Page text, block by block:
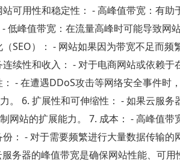
可用性和稳定性： - 高峰值带宽：有
低峰值带宽：在流量高峰时可能导致网
SEO）： - 网站如果因为带宽不足而
续性和收入： - 对于电商网站或依赖
- 在遭遇DDoS攻击等网络安全事件时
。 6. 扩展性和可伸缩性： - 如果云服
网站的扩展能力。 7. 成本： - 高峰值
： - 对于需要频繁进行大量数据传输
务器的峰值带宽是确保网站性能、可